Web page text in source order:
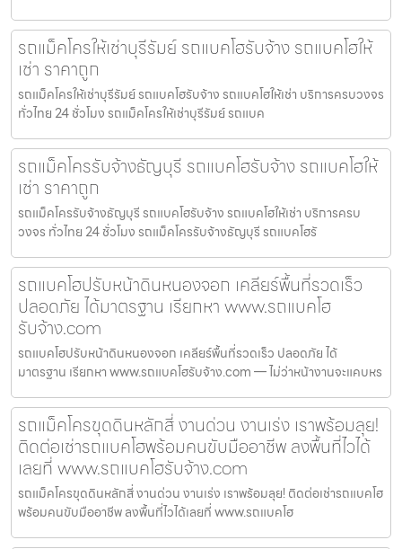
รถแม็คโครให้เช่าบุรีรัมย์ รถแบคโฮรับจ้าง รถแบคโฮให้
เช่า ราคาถูก
รถแม็คโครให้เช่าบุรีรัมย์ รถแบคโฮรับจ้าง รถแบคโฮให้เช่า บริการครบวงจร
ทั่วไทย 24 ชั่วโมง รถแม็คโครให้เช่าบุรีรัมย์ รถแบค
รถแม็คโครรับจ้างธัญบุรี รถแบคโฮรับจ้าง รถแบคโฮให้
เช่า ราคาถูก
รถแม็คโครรับจ้างธัญบุรี รถแบคโฮรับจ้าง รถแบคโฮให้เช่า บริการครบ
วงจร ทั่วไทย 24 ชั่วโมง รถแม็คโครรับจ้างธัญบุรี รถแบคโฮรั
รถแบคโฮปรับหน้าดินหนองจอก เคลียร์พื้นที่รวดเร็ว
ปลอดภัย ได้มาตรฐาน เรียกหา www.รถแบคโฮ
รับจ้าง.com
รถแบคโฮปรับหน้าดินหนองจอก เคลียร์พื้นที่รวดเร็ว ปลอดภัย ได้
มาตรฐาน เรียกหา www.รถแบคโฮรับจ้าง.com — ไม่ว่าหน้างานจะแคบหร
รถแม็คโครขุดดินหลักสี่ งานด่วน งานเร่ง เราพร้อมลุย!
ติดต่อเช่ารถแบคโฮพร้อมคนขับมืออาชีพ ลงพื้นที่ไวได้
เลยที่ www.รถแบคโฮรับจ้าง.com
รถแม็คโครขุดดินหลักสี่ งานด่วน งานเร่ง เราพร้อมลุย! ติดต่อเช่ารถแบคโฮ
พร้อมคนขับมืออาชีพ ลงพื้นที่ไวได้เลยที่ www.รถแบคโฮ